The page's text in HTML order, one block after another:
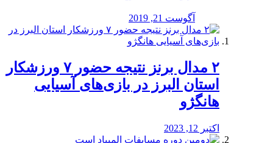
آگوست 21, 2019
۲ مدال برنز نتیجه حضور ۷ ورزشکار
استان البرز در بازی‌های آسیایی
هانگژو
اکتبر 12, 2023